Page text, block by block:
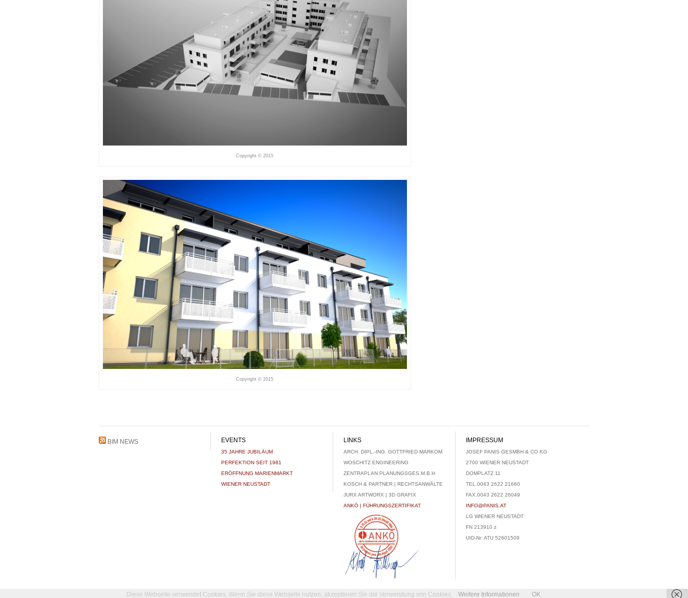
Copyright © 2015
Copyright © 2015
BIM NEWS EVENTS
35 JAHRE JUBILÄUM
PERFEKTION SEIT 1981
ERÖFFNUNG MARIENMARKT
WIENER NEUSTADT
LINKS
ARCH. DIPL.-ING. GOTTFRIED MARKOM
WOSCHITZ ENGINEERING
ZENTRAPLAN PLANUNGSGES.M.B.H
KOSCH & PARTNER | RECHTSANWÄLTE
JURX ARTWORX | 3D GRAFIX
ANKÖ | FÜHRUNGSZERTIFIKAT
IMPRESSUM
JOSEF PANIS GESMBH & CO KG
2700 WIENER NEUSTADT
DOMPLATZ 11
TEL.0043 2622 21660
FAX.0043 2622 26049
INFO@PANIS.AT
LG WIENER NEUSTADT
FN 213910 z
UID-Nr: ATU 52601509
Diese Webseite verwendet Cookies. Wenn Sie diese Webseite nutzen, akzeptieren Sie die Verwendung von Cookies. Weitere Informationen OK